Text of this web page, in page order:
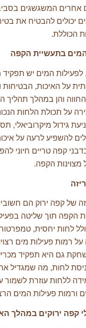
אחרים המשגשגים
יכולים להבטיח את
הכוללת.
בתעשיית הקפה
המים יש תפקיד
על האיכות, הבטיחות
והן במהלך תהליך
על תכולת הלחות
גידול מיקרוביאלי,
להשפיע לרעה על
קפה טריים חיוני
מצוינות הקפה.
של קפה ירוק הם
הקפה תוך שליטה
לחות יחסית,
רמות פעילות מים
גם היא תפקיד
לחות, מה שמגדיל
ללחות עוזרת לשמור
ורמות פעילות המים
קפה ירוקים במהלך